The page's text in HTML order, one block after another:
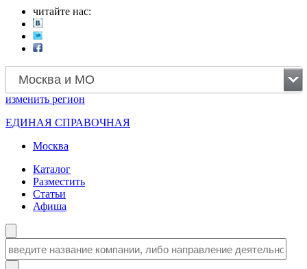
читайте нас:
Москва и МО
изменить регион
ЕДИНАЯ СПРАВОЧНАЯ
Москва
Каталог
Разместить
Статьи
Афиша